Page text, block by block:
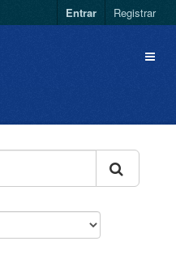
Entrar Registrar